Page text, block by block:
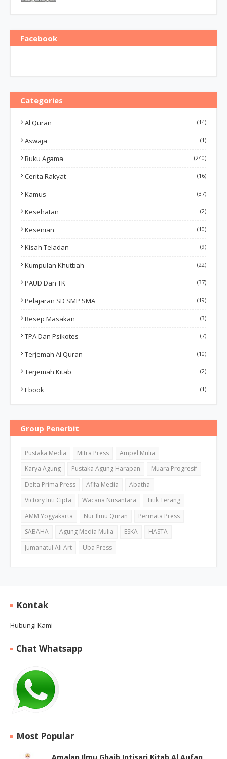
Facebook
Categories
Al Quran (14)
Aswaja (1)
Buku Agama (240)
Cerita Rakyat (16)
Kamus (37)
Kesehatan (2)
Kesenian (10)
Kisah Teladan (9)
Kumpulan Khutbah (22)
PAUD Dan TK (37)
Pelajaran SD SMP SMA (19)
Resep Masakan (3)
TPA Dan Psikotes (7)
Terjemah Al Quran (10)
Terjemah Kitab (2)
Ebook (1)
Group Penerbit
Pustaka Media Mitra Press
Ampel Mulia
Karya Agung
Pustaka Agung Harapan
Muara Progresif
Delta Prima Press
Afifa Media
Abatha
Victory Inti Cipta
Wacana Nusantara
Titik Terang
AMM Yogyakarta
Nur Ilmu Quran
Permata Press
SABAHA
Agung Media Mulia ESKA
HASTA
Jumanatul Ali Art
Uba Press
Kontak
Hubungi Kami
Chat Whatsapp
Most Popular